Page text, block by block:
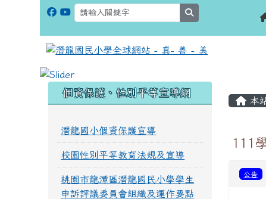
本
111
公告
個資保護、性別平等宣導網
潛龍國小個資保護宣導
校園性別平等教育法規及宣導
桃園市龍潭區潛龍國民小學學生
申訴評議委員會組織及運作要點